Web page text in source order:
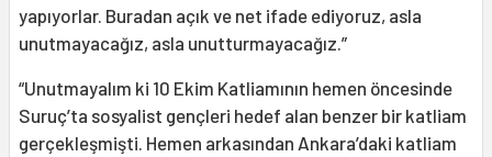
yapıyorlar. Buradan açık ve net ifade ediyoruz, asla
unutmayacağız, asla unutturmayacağız.”
“Unutmayalım ki 10 Ekim Katliamının hemen öncesinde
Suruç’ta sosyalist gençleri hedef alan benzer bir katliam
gerçekleşmişti. Hemen arkasından Ankara’daki katliam